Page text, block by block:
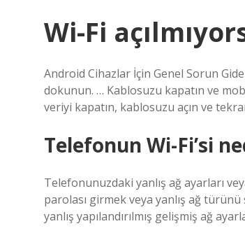
Wi-Fi
Android Cihazlar İçin Genel Sorun
dokunun. … Kablosuzu kapatın ve
veriyi kapatın, kablosuzu açın ve
Telefonun Wi-Fi’si
Telefonunuzdaki yanlış ağ ayarları
parolası girmek veya yanlış ağ
yanlış yapılandırılmış gelişmiş ağ